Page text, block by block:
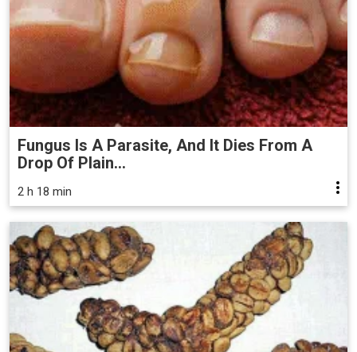
Fungus Is A Parasite, And It Dies From A
Drop Of Plain...
2 h 18 min